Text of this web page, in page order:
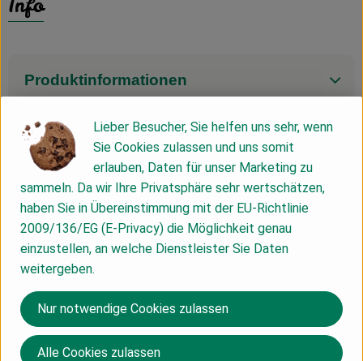
Produktinformationen
Zutaten
Nährwert-Info
Produktdatenblatt
Herkunft
Lieber Besucher, Sie helfen uns sehr, wenn
Sie Cookies zulassen und uns somit
erlauben, Daten für unser Marketing zu
sammeln. Da wir Ihre Privatsphäre sehr wertschätzen,
haben Sie in Übereinstimmung mit der EU-Richtlinie
2009/136/EG (E-Privacy) die Möglichkeit genau
einzustellen, an welche Dienstleister Sie Daten
weitergeben.
Nur notwendige Cookies zulassen
Alle Cookies zulassen